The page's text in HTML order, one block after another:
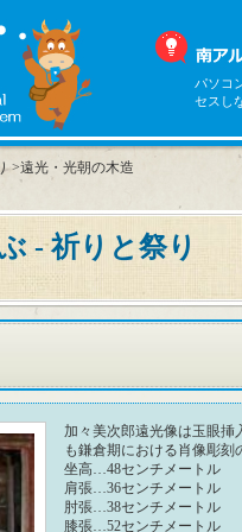
パソコ
セスし
>遠光・光朝の木造
- 祈りと祭り
加々美次郎遠光像は玉眼挿
も鎌倉期における肖像彫刻
坐高…48センチメートル
肩張…36センチメートル
肘張…38センチメートル
膝張…52センチメートル